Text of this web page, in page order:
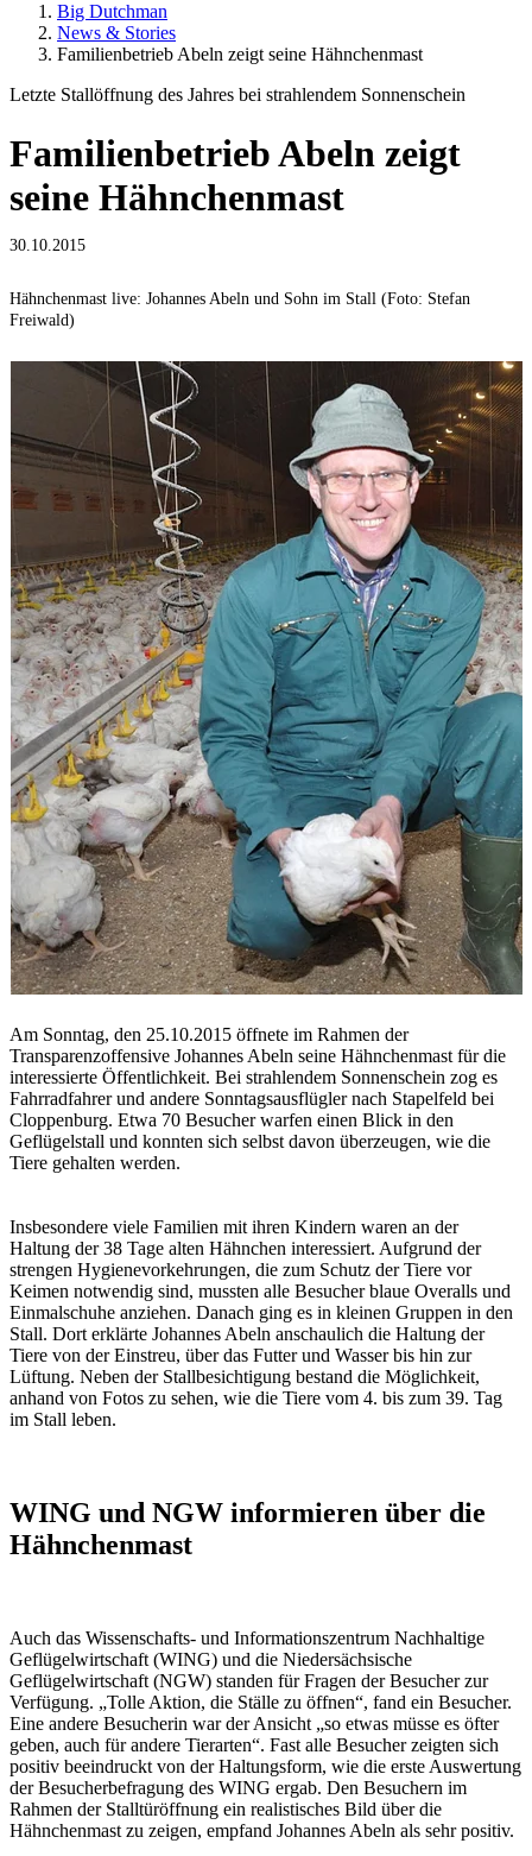
Big Dutchman
News & Stories
Familienbetrieb Abeln zeigt seine Hähnchenmast
Letzte Stallöffnung des Jahres bei strahlendem Sonnenschein
Familienbetrieb Abeln zeigt
seine Hähnchenmast
30.10.2015
Hähnchenmast live: Johannes Abeln und Sohn im Stall (Foto: Stefan
Freiwald)
Am Sonntag, den 25.10.2015 öffnete im Rahmen der
Transparenzoffensive Johannes Abeln seine Hähnchenmast für die
interessierte Öffentlichkeit. Bei strahlendem Sonnenschein zog es
Fahrradfahrer und andere Sonntagsausflügler nach Stapelfeld bei
Cloppenburg. Etwa 70 Besucher warfen einen Blick in den
Geflügelstall und konnten sich selbst davon überzeugen, wie die
Tiere gehalten werden.
Insbesondere viele Familien mit ihren Kindern waren an der
Haltung der 38 Tage alten Hähnchen interessiert. Aufgrund der
strengen Hygienevorkehrungen, die zum Schutz der Tiere vor
Keimen notwendig sind, mussten alle Besucher blaue Overalls und
Einmalschuhe anziehen. Danach ging es in kleinen Gruppen in den
Stall. Dort erklärte Johannes Abeln anschaulich die Haltung der
Tiere von der Einstreu, über das Futter und Wasser bis hin zur
Lüftung. Neben der Stallbesichtigung bestand die Möglichkeit,
anhand von Fotos zu sehen, wie die Tiere vom 4. bis zum 39. Tag
im Stall leben.
WING und NGW informieren über die
Hähnchenmast
Auch das Wissenschafts- und Informationszentrum Nachhaltige
Geflügelwirtschaft (WING) und die Niedersächsische
Geflügelwirtschaft (NGW) standen für Fragen der Besucher zur
Verfügung. „Tolle Aktion, die Ställe zu öffnen“, fand ein Besucher.
Eine andere Besucherin war der Ansicht „so etwas müsse es öfter
geben, auch für andere Tierarten“. Fast alle Besucher zeigten sich
positiv beeindruckt von der Haltungsform, wie die erste Auswertung
der Besucherbefragung des WING ergab. Den Besuchern im
Rahmen der Stalltüröffnung ein realistisches Bild über die
Hähnchenmast zu zeigen, empfand Johannes Abeln als sehr positiv.